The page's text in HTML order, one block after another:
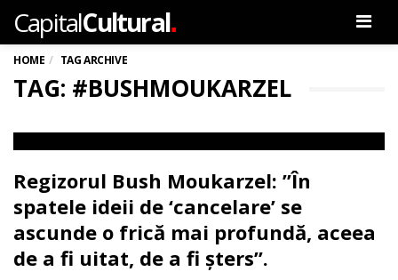
CapitalCultural.
HOME TAG ARCHIVE
TAG: #BUSHMOUKARZEL
Regizorul Bush Moukarzel: ”În
spatele ideii de ‘cancelare’ se
ascunde o frică mai profundă, aceea
de a fi uitat, de a fi șters”.